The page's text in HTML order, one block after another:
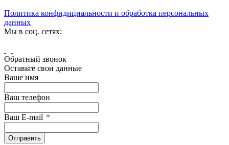
Политика конфидициальности и обработка персональных
данных
Мы в соц. сетях:
Обратный звонок
Оставьте свои данные
Ваше имя
Ваш телефон
Ваш E-mail *
Отправить